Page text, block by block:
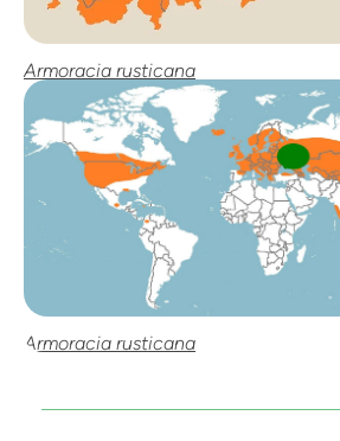
Armoracia rusticana
Armoracia rusticana